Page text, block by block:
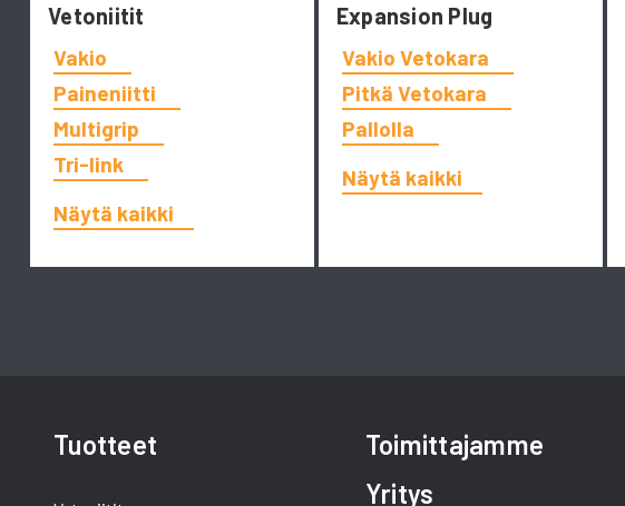
Vetoniitit
Vakio
Paineniitti
Multigrip
Tri-link
Näytä kaikki
Expansion Plug
Vakio Vetokara
Pitkä Vetokara
Pallolla
Näytä kaikki
Tuotteet
Toimittajamme
Yritys